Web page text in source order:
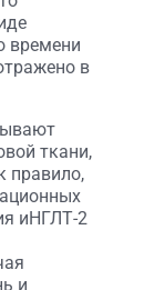
времени
в
ткани,
правило,
иНГЛТ-2
и